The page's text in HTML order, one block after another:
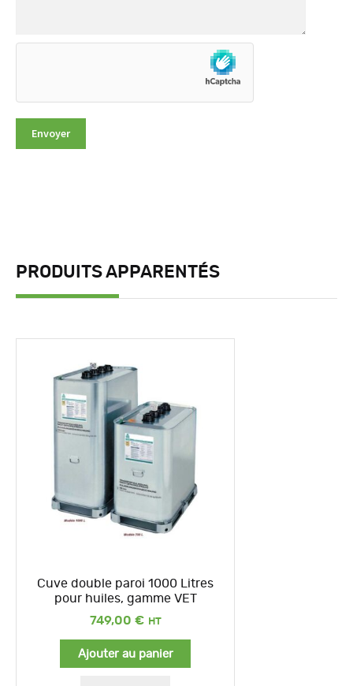
PRODUITS APPARENTÉS
Cuve double paroi 1000 Litres
pour huiles, gamme VET
749,00 €
Ajouter au panier